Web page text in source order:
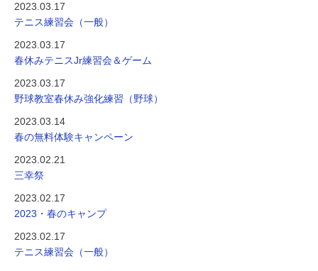
2023.03.17
テニス練習会（一般）
2023.03.17
春休みテニスJr練習会＆ゲーム
2023.03.17
野球教室春休み強化練習（野球）
2023.03.14
春の無料体験キャンペーン
2023.02.21
三幸祭
2023.02.17
2023・春のキャンプ
2023.02.17
テニス練習会（一般）